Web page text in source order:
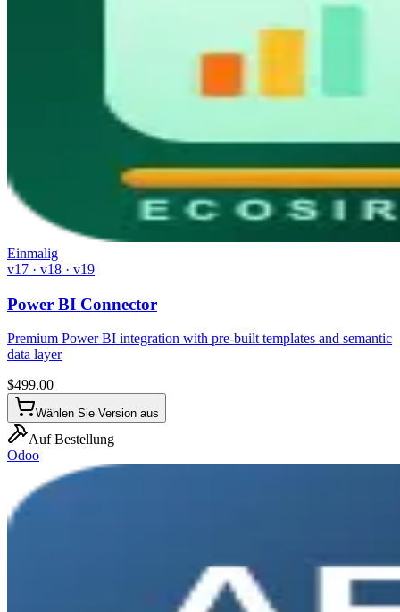
Einmalig
v17 · v18 · v19
Power BI Connector
Premium Power BI integration with pre-built templates and semantic
data layer
$499.00
Wählen Sie Version aus
Auf Bestellung
Odoo